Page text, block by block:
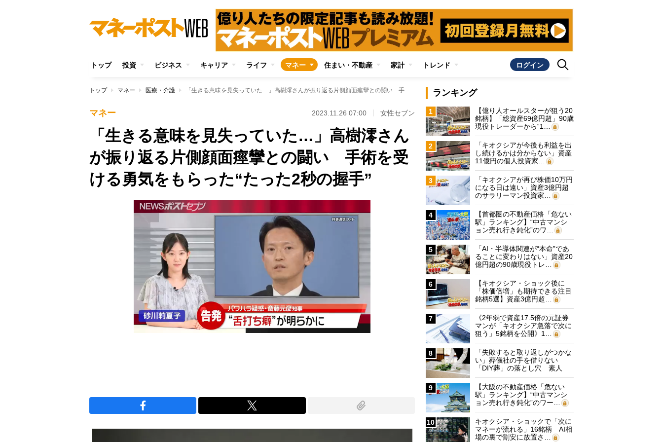
トップ 投資 ビジネス キャリア ライフ マネー 住まい・不動産 家計 トレンド ログイン
トップ マネー 医療・介護 「生きる意味を見失っていた…」高樹澪さんが振り返る片側顔面痙攣との闘い 手術を受ける勇気をもらった“たった2秒の握手”
マネー 2023.11.26 07:00 女性セブン
「生きる意味を見失っていた…」高樹澪さん
が振り返る片側顔面痙攣との闘い 手術を受
ける勇気をもらった“たった2秒の握手”
ランキング
1
【億り人オールスターが狙う20
銘柄】「総資産69億円超」90歳
現役トレーダーから“1…
2
「キオクシアが今後も利益を出
し続けるかは分からない」資産
11億円の個人投資家…
3
「キオクシアが再び株価10万円
になる日は遠い」資産3億円超
のサラリーマン投資家…
4
【首都圏の不動産価格「危ない
駅」ランキング】“中古マンシ
ョン売れ行き鈍化”のワ…
5
「AI・半導体関連が“本命”であ
ることに変わりはない」資産20
億円超の90歳現役トレ…
6
【キオクシア・ショック後に
「株価倍増」も期待できる注目
銘柄5選】資産3億円超…
7
《2年弱で資産17.5倍の元証券
マンが「キオクシア急落で次に
狙う」5銘柄を公開》1…
8
「失敗すると取り返しがつかな
い」葬儀社の手を借りない
「DIY葬」の落とし穴 素人
に…
9
【大阪の不動産価格「危ない
駅」ランキング】“中古マンシ
ョン売れ行き鈍化”のワー…
10
キオクシア・ショックで「次に
マネーが流れる」16銘柄 AI相
場の裏で割安に放置さ…